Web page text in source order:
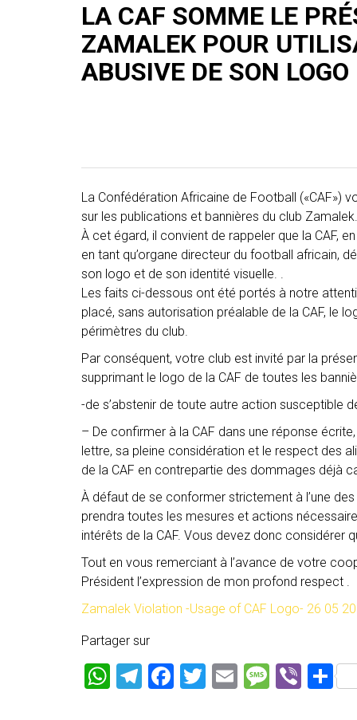
LA CAF SOMME LE
ZAMALEK POUR
ABUSIVE DE SON LOGO
La Confédération Africaine de Football («CAF»)
sur les publications et bannières du club Zamalek.
À cet égard, il convient de rappeler que la CAF,
en tant qu’organe directeur du football africain,
son logo et de son identité visuelle. .
Les faits ci-dessous ont été portés à notre
placé, sans autorisation préalable de la CAF, le
périmètres du club.
Par conséquent, votre club est invité par la
supprimant le logo de la CAF de toutes les
-de s’abstenir de toute autre action susceptible
– De confirmer à la CAF dans une réponse
lettre, sa pleine considération et le respect des
de la CAF en contrepartie des dommages déjà
À défaut de se conformer strictement à l’une
prendra toutes les mesures et actions
intérêts de la CAF. Vous devez donc considérer
Tout en vous remerciant à l’avance de votre
Président l’expression de mon profond respect .
Zamalek Violation -Usage of CAF Logo- 26 05
Partager sur
W T
F
T
E
M Vi P